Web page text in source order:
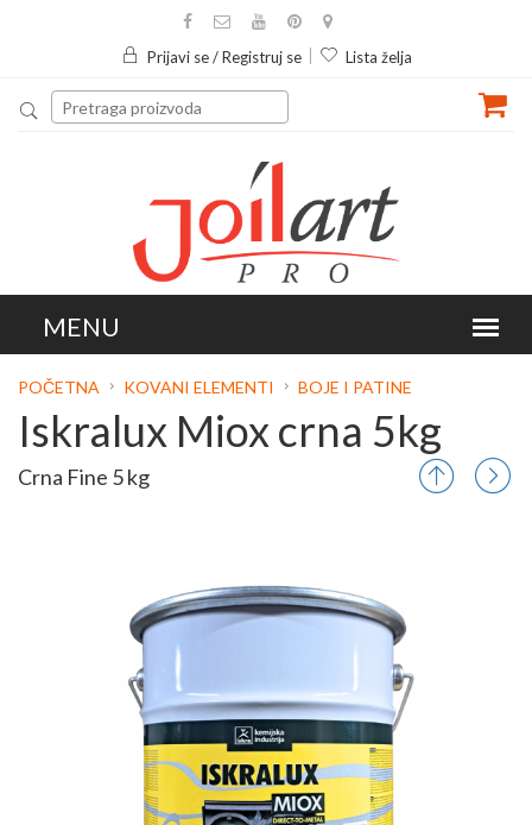
Prijavi se / Registruj se Lista želja
POČETNA KOVANI ELEMENTI BOJE I PATINE
Iskralux Miox crna 5kg
Crna Fine 5 kg